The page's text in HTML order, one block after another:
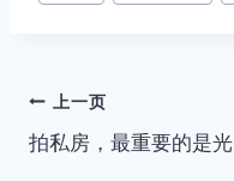
文
章
上一页
拍私房，最重要的是光